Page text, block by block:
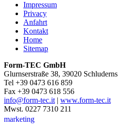
Impressum
Privacy
Anfahrt
Kontakt
Home
Sitemap
Form-TEC GmbH
Glurnserstraße 38, 39020 Schluderns
Tel +39 0473 616 859
Fax +39 0473 618 556
info@form-tec.it| www.form-tec.it
Mwst. 0227 7310 211
marketing